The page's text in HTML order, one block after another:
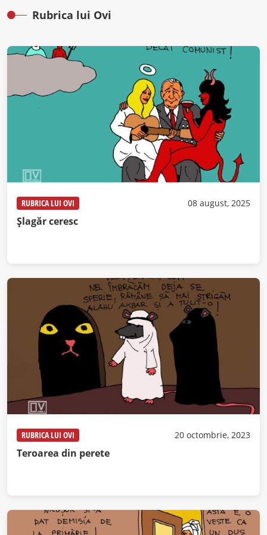
Rubrica lui Ovi
RUBRICA LUI OVI 08 august, 2025
Șlagăr ceresc
RUBRICA LUI OVI 20 octombrie, 2023
Teroarea din perete